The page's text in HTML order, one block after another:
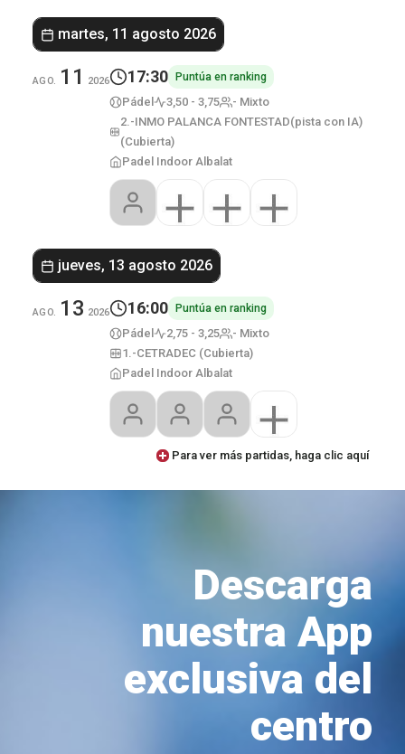
martes, 11 agosto 2026
AGO. 11 2026 17:30 Puntúa en ranking
Pádel 3,50 - 3,75
- Mixto
2.-INMO PALANCA FONTESTAD(pista con IA)
(Cubierta)
Padel Indoor Albalat
jueves, 13 agosto 2026
AGO. 13 2026 16:00 Puntúa en ranking
Pádel 2,75 - 3,25
- Mixto
1.-CETRADEC (Cubierta)
Padel Indoor Albalat
Para ver más partidas, haga clic aquí
Descarga
nuestra App
exclusiva del
centro